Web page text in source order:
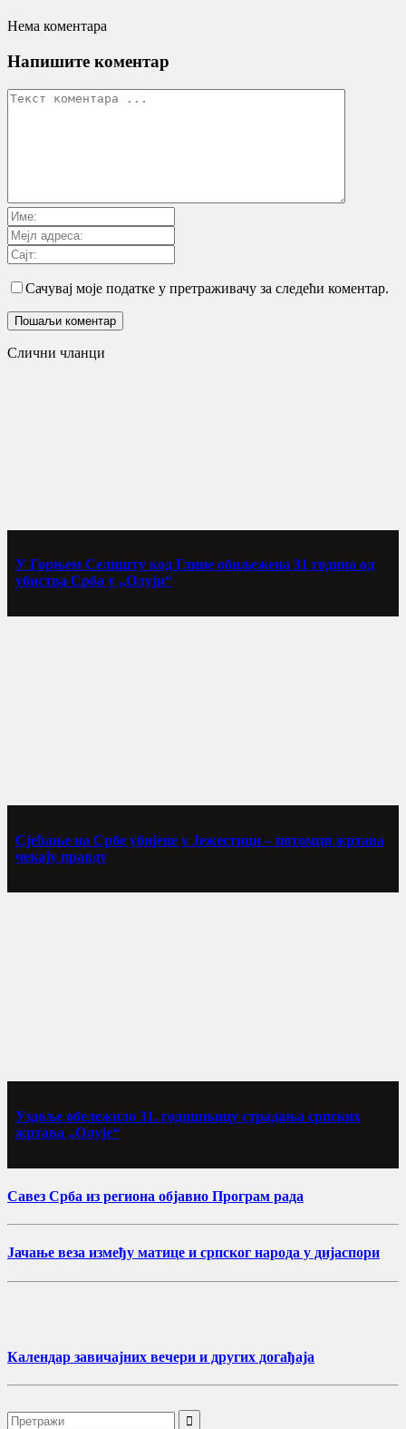
Нема коментара
Напишите коментар
Сачувај моје податке у претраживачу за следећи коментар.
Слични чланци
У Горњем Селишту код Глине обиљежена 31 година од
убиства Срба у „Олуји“
Сјећање на Србе убијене у Јежестици – потомци жртава
чекају правду
Уздоље обележило 31. годишњицу страдања српских
жртава „Олује“
Савез Срба из региона објавио Програм рада
Јачање веза између матице и српског народа у дијаспори
Календар завичајних вечери и других догађаја